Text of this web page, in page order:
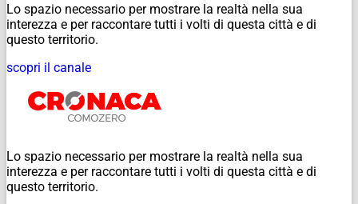
Lo spazio necessario per mostrare la realtà nella sua
interezza e per raccontare tutti i volti di questa città e di
questo territorio.
scopri il canale
Lo spazio necessario per mostrare la realtà nella sua
interezza e per raccontare tutti i volti di questa città e di
questo territorio.